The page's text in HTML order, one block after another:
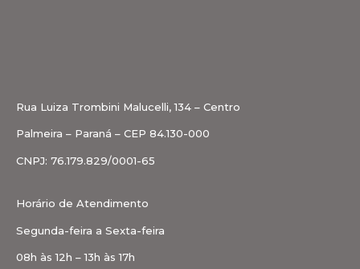
Rua Luiza Trombini Malucelli, 134 – Centro
Palmeira – Paraná – CEP 84.130-000
CNPJ: 76.179.829/0001-65
Horário de Atendimento
Segunda-feira a Sexta-feira
08h às 12h – 13h às 17h